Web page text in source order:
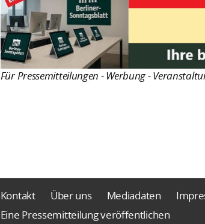
Für Pressemitteilungen - Werbung -
Kontakt Über uns Mediadaten
Eine Pressemitteilung veröffentlichen